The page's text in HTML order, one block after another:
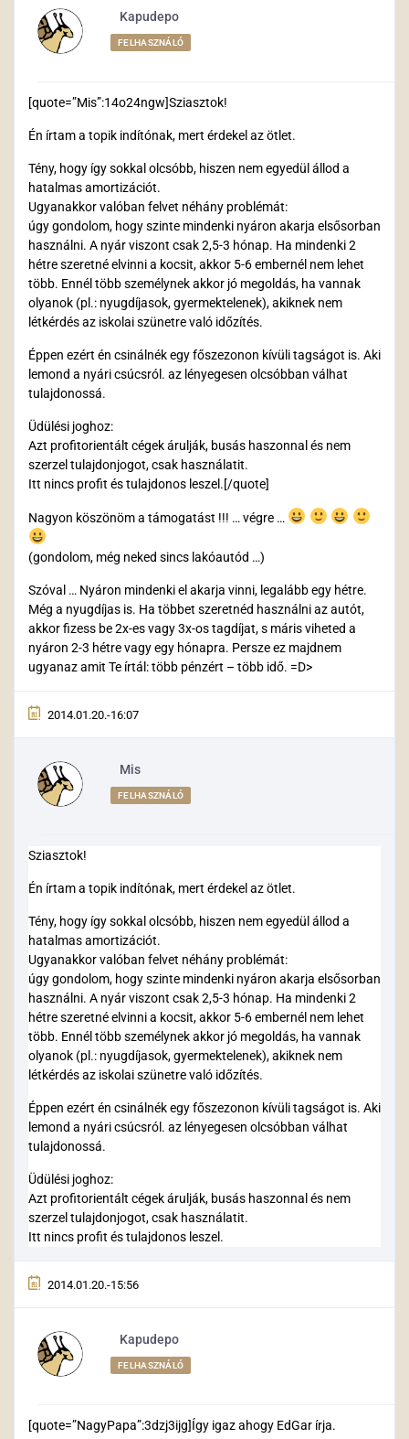
Kapudepo
FELHASZNÁLÓ
[quote=”Mis”:14o24ngw]Sziasztok!
Én írtam a topik indítónak, mert érdekel az ötlet.
Tény, hogy így sokkal olcsóbb, hiszen nem egyedül állod a
hatalmas amortizációt.
Ugyanakkor valóban felvet néhány problémát:
úgy gondolom, hogy szinte mindenki nyáron akarja elsősorban
használni. A nyár viszont csak 2,5-3 hónap. Ha mindenki 2
hétre szeretné elvinni a kocsit, akkor 5-6 embernél nem lehet
több. Ennél több személynek akkor jó megoldás, ha vannak
olyanok (pl.: nyugdíjasok, gyermektelenek), akiknek nem
létkérdés az iskolai szünetre való időzítés.
Éppen ezért én csinálnék egy főszezonon kívüli tagságot is. Aki
lemond a nyári csúcsról. az lényegesen olcsóbban válhat
tulajdonossá.
Üdülési joghoz:
Azt profitorientált cégek árulják, busás haszonnal és nem
szerzel tulajdonjogot, csak használatit.
Itt nincs profit és tulajdonos leszel.[/quote]
Nagyon köszönöm a támogatást !!! … végre …
(gondolom, még neked sincs lakóautód …)
Szóval … Nyáron mindenki el akarja vinni, legalább egy hétre.
Még a nyugdíjas is. Ha többet szeretnéd használni az autót,
akkor fizess be 2x-es vagy 3x-os tagdíjat, s máris viheted a
nyáron 2-3 hétre vagy egy hónapra. Persze ez majdnem
ugyanaz amit Te írtál: több pénzért – több idő. =D>
2014.01.20.-16:07
Mis
FELHASZNÁLÓ
Sziasztok!
Én írtam a topik indítónak, mert érdekel az ötlet.
Tény, hogy így sokkal olcsóbb, hiszen nem egyedül állod a
hatalmas amortizációt.
Ugyanakkor valóban felvet néhány problémát:
úgy gondolom, hogy szinte mindenki nyáron akarja elsősorban
használni. A nyár viszont csak 2,5-3 hónap. Ha mindenki 2
hétre szeretné elvinni a kocsit, akkor 5-6 embernél nem lehet
több. Ennél több személynek akkor jó megoldás, ha vannak
olyanok (pl.: nyugdíjasok, gyermektelenek), akiknek nem
létkérdés az iskolai szünetre való időzítés.
Éppen ezért én csinálnék egy főszezonon kívüli tagságot is. Aki
lemond a nyári csúcsról. az lényegesen olcsóbban válhat
tulajdonossá.
Üdülési joghoz:
Azt profitorientált cégek árulják, busás haszonnal és nem
szerzel tulajdonjogot, csak használatit.
Itt nincs profit és tulajdonos leszel.
2014.01.20.-15:56
Kapudepo
FELHASZNÁLÓ
[quote=”NagyPapa”:3dzj3ijg]Így igaz ahogy EdGar írja.